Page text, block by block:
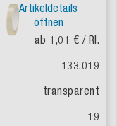
Artikeldetails
öffnen
ab 1,01 € / Rl.
133.019
transparent
19